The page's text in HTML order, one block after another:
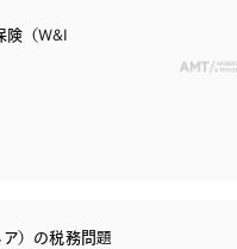
険（W&I
）の税務問題